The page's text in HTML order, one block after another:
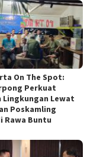
On The Spot:
Perkuat
Lingkungan Lewat
Poskamling
Rawa Buntu